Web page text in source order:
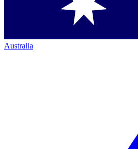
Australia